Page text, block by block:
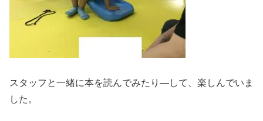
スタッフと一緒に本を読んでみたり―して、楽しんでいま
した。